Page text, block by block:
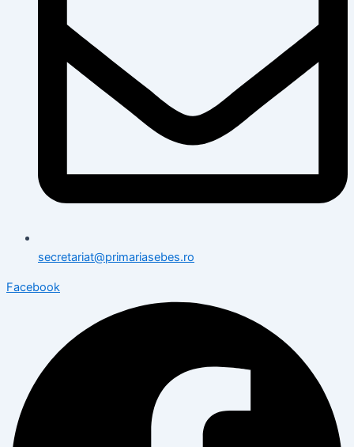
secretariat@primariasebes.ro
Facebook